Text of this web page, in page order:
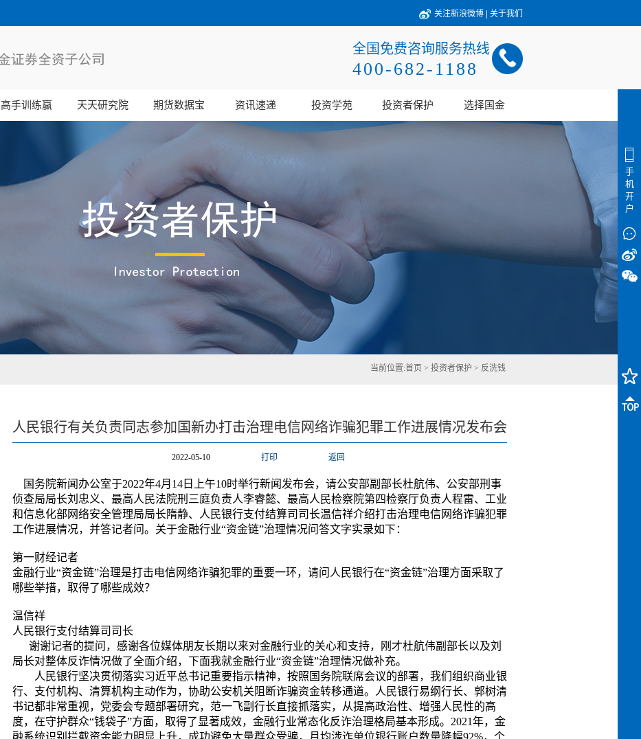
关注新浪微博 | 关于我们
全国免费咨询服务热线
400-682-1188
高手训练赢 天天研究院 期货数据宝 资讯速递 投资学苑 投资者保护 选择国金
当前位置:首页 > 投资者保护 > 反洗钱
人民银行有关负责同志参加国新办打击治理电信网络诈骗犯罪工作进展情况发布会
2022-05-10 打印 返回
国务院新闻办公室于2022年4月14日上午10时举行新闻发布会，请公安部副部长杜航伟、公安部刑事
侦查局局长刘忠义、最高人民法院刑三庭负责人李睿懿、最高人民检察院第四检察厅负责人程雷、工业
和信息化部网络安全管理局局长隋静、人民银行支付结算司司长温信祥介绍打击治理电信网络诈骗犯罪
工作进展情况，并答记者问。关于金融行业“资金链”治理情况问答文字实录如下：
第一财经记者
金融行业“资金链”治理是打击电信网络诈骗犯罪的重要一环，请问人民银行在“资金链”治理方面采取了
哪些举措，取得了哪些成效？
温信祥
人民银行支付结算司司长
谢谢记者的提问，感谢各位媒体朋友长期以来对金融行业的关心和支持，刚才杜航伟副部长以及刘
局长对整体反诈情况做了全面介绍，下面我就金融行业“资金链”治理情况做补充。
人民银行坚决贯彻落实习近平总书记重要指示精神，按照国务院联席会议的部署，我们组织商业银
行、支付机构、清算机构主动作为，协助公安机关阻断诈骗资金转移通道。人民银行易纲行长、郭树清
书记都非常重视，党委会专题部署研究，范一飞副行长直接抓落实，从提高政治性、增强人民性的高
度，在守护群众“钱袋子”方面，取得了显著成效，金融行业常态化反诈治理格局基本形成。2021年，金
融系统识别拦截资金能力明显上升，成功避免大量群众受骗，月均涉诈单位银行账户数量降幅92%，个
手
机
开
户